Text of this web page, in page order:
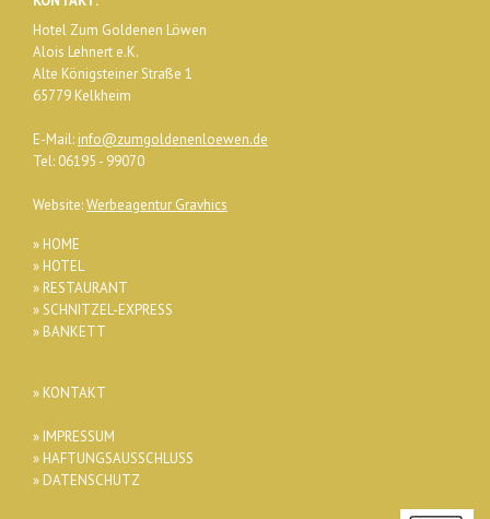
Hotel Zum Goldenen Löwen
Alois Lehnert e.K.
Alte Königsteiner Straße 1
65779 Kelkheim
E-Mail: info@zumgoldenenloewen.de
Tel: 06195 - 99070
Website:Werbeagentur Gravhics
» HOME
» HOTEL
» RESTAURANT
» SCHNITZEL-EXPRESS
» BANKETT
» KONTAKT
» IMPRESSUM
» HAFTUNGSAUSSCHLUSS
» DATENSCHUTZ